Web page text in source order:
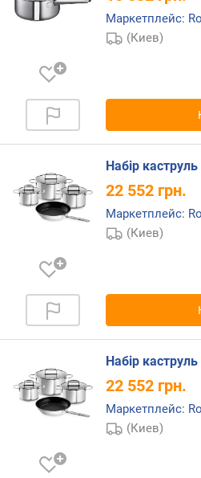
о
г
и
х
д
е
в
ы
п
з
в
а
м
о
д
Маркетплейс:
(Киев)
Набір
22 552 грн.
Маркетплейс:
(Киев)
Набір
22 552 грн.
Маркетплейс:
(Киев)